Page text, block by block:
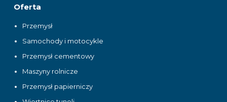
Oferta
Przemysł
Samochody i motocykle
Przemysł cementowy
Maszyny rolnicze
Przemysł papierniczy